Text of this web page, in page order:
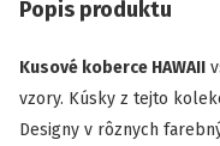
Popis produktu
Kusové koberce HAWAII
vzory. Kúsky z tejto
Designy v rôznych